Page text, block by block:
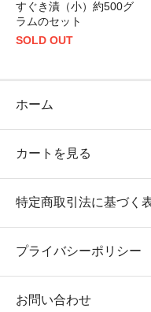
すぐき漬（小）約500グ
ラムのセット
SOLD OUT
ホーム
カートを見る
特定商取引法に基づく
プライバシーポリシー
お問い合わせ